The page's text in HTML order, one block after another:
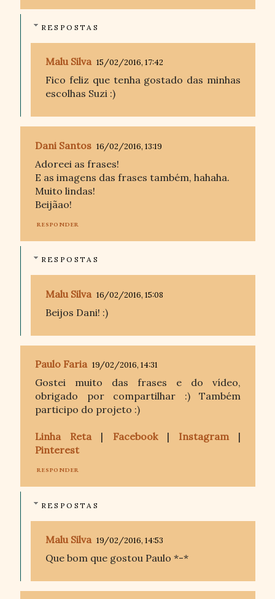
RESPOSTAS
Malu Silva 15/02/2016, 17:42
Fico feliz que tenha gostado das minhas
escolhas Suzi :)
Dani Santos 16/02/2016, 13:19
Adoreei as frases!
E as imagens das frases também, hahaha.
Muito lindas!
Beijãao!
RESPONDER
RESPOSTAS
Malu Silva 16/02/2016, 15:08
Beijos Dani! :)
Paulo Faria 19/02/2016, 14:31
Gostei muito das frases e do vídeo,
obrigado por compartilhar :) Também
participo do projeto :)
Linha Reta| Facebook| Instagram|
Pinterest
RESPONDER
RESPOSTAS
Malu Silva 19/02/2016, 14:53
Que bom que gostou Paulo *-*